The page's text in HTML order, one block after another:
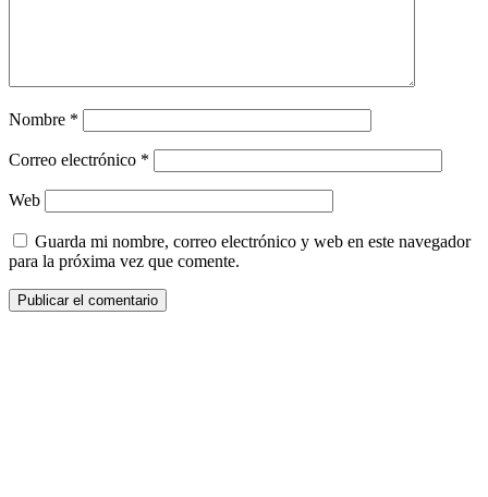
Nombre *
Correo electrónico *
Web
Guarda mi nombre, correo electrónico y web en este navegador
para la próxima vez que comente.